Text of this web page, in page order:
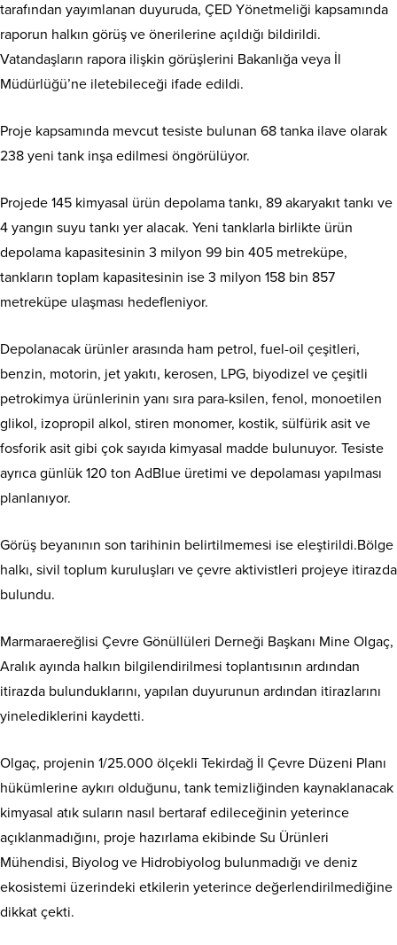
tarafından yayımlanan duyuruda, ÇED Yönetmeliği kapsamında
raporun halkın görüş ve önerilerine açıldığı bildirildi.
Vatandaşların rapora ilişkin görüşlerini Bakanlığa veya İl
Müdürlüğü’ne iletebileceği ifade edildi.
Proje kapsamında mevcut tesiste bulunan 68 tanka ilave olarak
238 yeni tank inşa edilmesi öngörülüyor.
Projede 145 kimyasal ürün depolama tankı, 89 akaryakıt tankı ve
4 yangın suyu tankı yer alacak. Yeni tanklarla birlikte ürün
depolama kapasitesinin 3 milyon 99 bin 405 metreküpe,
tankların toplam kapasitesinin ise 3 milyon 158 bin 857
metreküpe ulaşması hedefleniyor.
Depolanacak ürünler arasında ham petrol, fuel-oil çeşitleri,
benzin, motorin, jet yakıtı, kerosen, LPG, biyodizel ve çeşitli
petrokimya ürünlerinin yanı sıra para-ksilen, fenol, monoetilen
glikol, izopropil alkol, stiren monomer, kostik, sülfürik asit ve
fosforik asit gibi çok sayıda kimyasal madde bulunuyor. Tesiste
ayrıca günlük 120 ton AdBlue üretimi ve depolaması yapılması
planlanıyor.
Görüş beyanının son tarihinin belirtilmemesi ise eleştirildi.Bölge
halkı, sivil toplum kuruluşları ve çevre aktivistleri projeye itirazda
bulundu.
Marmaraereğlisi Çevre Gönüllüleri Derneği Başkanı Mine Olgaç,
Aralık ayında halkın bilgilendirilmesi toplantısının ardından
itirazda bulunduklarını, yapılan duyurunun ardından itirazlarını
yinelediklerini kaydetti.
Olgaç, projenin 1/25.000 ölçekli Tekirdağ İl Çevre Düzeni Planı
hükümlerine aykırı olduğunu, tank temizliğinden kaynaklanacak
kimyasal atık suların nasıl bertaraf edileceğinin yeterince
açıklanmadığını, proje hazırlama ekibinde Su Ürünleri
Mühendisi, Biyolog ve Hidrobiyolog bulunmadığı ve deniz
ekosistemi üzerindeki etkilerin yeterince değerlendirilmediğine
dikkat çekti.